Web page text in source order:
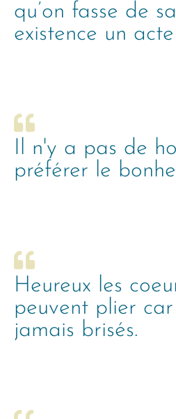
qu’on fasse de
existence un
Il n'y a pas de
préférer le
Heureux les
peuvent plier
jamais brisés.